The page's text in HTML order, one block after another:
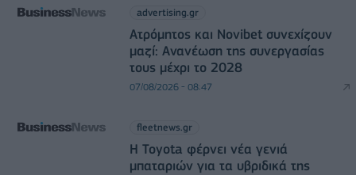
advertising.gr
Ατρόμητος και Novibet συνεχίζουν
μαζί: Ανανέωση της συνεργασίας
τους μέχρι το 2028
07/08/2026 - 08:47
fleetnews.gr
Η Toyota φέρνει νέα γενιά
μπαταριών για τα υβριδικά της